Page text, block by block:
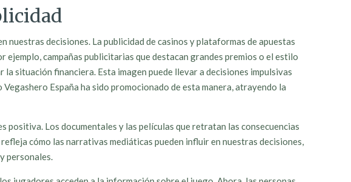
decisiones. La publicidad de casinos y plataformas de apuestas
campañas publicitarias que destacan grandes premios o el estilo
situación financiera. Esta imagen puede llevar a decisiones impulsivas
España ha sido promocionado de esta manera, atrayendo la
positiva. Los documentales y las películas que retratan las consecuencias
cómo las narrativas mediáticas pueden influir en nuestras decisiones,
personales.